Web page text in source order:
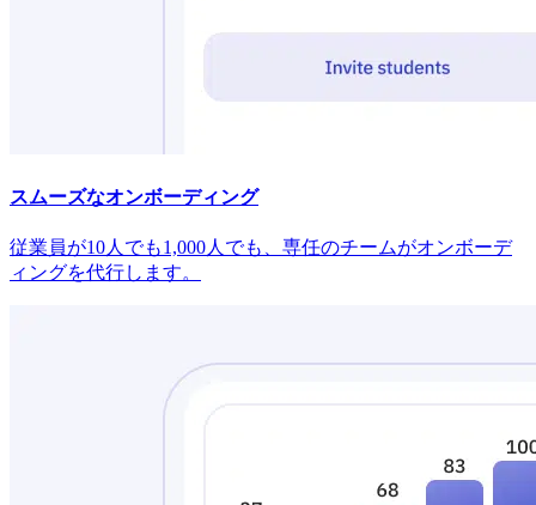
スムーズなオンボーディング
従業員が10人でも1,000人でも、専任のチームがオンボーデ
ィングを代行します。